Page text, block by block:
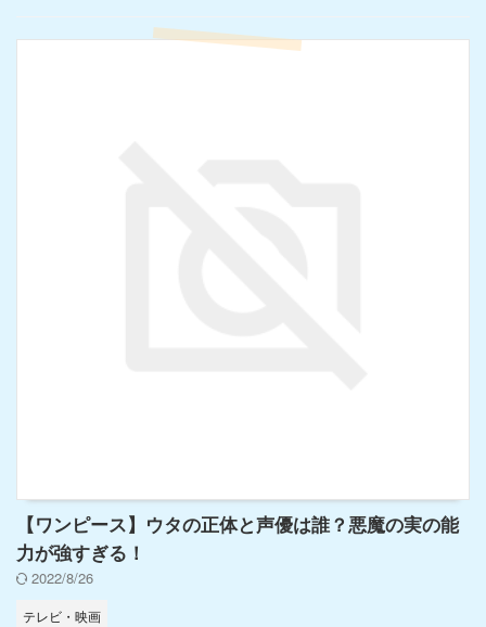
【ワンピース】ウタの正体と声優は誰？悪魔の実の能
力が強すぎる！
2022/8/26
テレビ・映画